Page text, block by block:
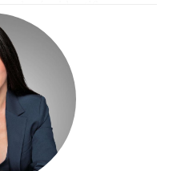
al pago de
tu puntaje crediticio en
obtener. Un buen puntaje
durante la vida del
mejorar, dedica tiempo a